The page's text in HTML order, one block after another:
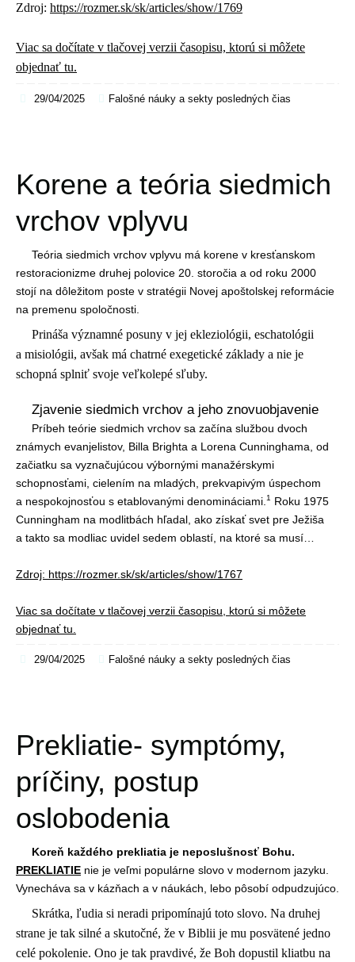
Zdroj: https://rozmer.sk/sk/articles/show/1769
Viac sa dočítate v tlačovej verzii časopisu, ktorú si môžete
objednať tu.
29/04/2025 Falošné náuky a sekty posledných čias
Korene a teória siedmich
vrchov vplyvu
Teória siedmich vrchov vplyvu má korene v kresťanskom
restoracionizme druhej polovice 20. storočia a od roku 2000
stojí na dôležitom poste v stratégii Novej apoštolskej reformácie
na premenu spoločnosti.
Prináša významné posuny v jej ekleziológii, eschatológii
a misiológii, avšak má chatrné exegetické základy a nie je
schopná splniť svoje veľkolepé sľuby.
Zjavenie siedmich vrchov a jeho znovuobjavenie
Príbeh teórie siedmich vrchov sa začína službou dvoch
známych evanjelistov, Billa Brighta a Lorena Cunninghama, od
začiatku sa vyznačujúcou výbornými manažérskymi
schopnosťami, cielením na mladých, prekvapivým úspechom
a nespokojnosťou s etablovanými denomináciami.1 Roku 1975
Cunningham na modlitbách hľadal, ako získať svet pre Ježiša
a takto sa modliac uvidel sedem oblastí, na ktoré sa musí…
Zdroj: https://rozmer.sk/sk/articles/show/1767
Viac sa dočítate v tlačovej verzii časopisu, ktorú si môžete
objednať tu.
29/04/2025 Falošné náuky a sekty posledných čias
Prekliatie- symptómy,
príčiny, postup
oslobodenia
Koreň každého prekliatia je neposlušnosť Bohu.
PREKLIATIE nie je veľmi populárne slovo v modernom jazyku.
Vynecháva sa v kázňach a v náukách, lebo pôsobí odpudzujúco.
Skrátka, ľudia si neradi pripomínajú toto slovo. Na druhej
strane je tak silné a skutočné, že v Biblii je mu posvätené jedno
celé pokolenie. Ono je tak pravdivé, že Boh dopustil kliatbu na